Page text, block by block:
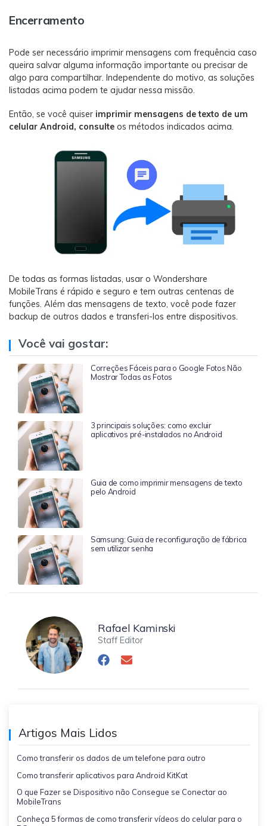
Encerramento
Pode ser necessário imprimir mensagens com frequência caso
queira salvar alguma informação importante ou precisar de
algo para compartilhar. Independente do motivo, as soluções
listadas acima podem te ajudar nessa missão.
Então, se você quiser imprimir mensagens de texto de um
celular Android, consulte os métodos indicados acima.
De todas as formas listadas, usar o Wondershare
MobileTrans é rápido e seguro e tem outras centenas de
funções. Além das mensagens de texto, você pode fazer
backup de outros dados e transferi-los entre dispositivos.
Você vai gostar:
Correções Fáceis para o Google Fotos Não
Mostrar Todas as Fotos
3 principais soluções: como excluir
aplicativos pré-instalados no Android
Guia de como imprimir mensagens de texto
pelo Android
Samsung: Guia de reconfiguração de fábrica
sem utilizar senha
Rafael Kaminski
Staff Editor
Artigos Mais Lidos
Como transferir os dados de um telefone para outro
Como transferir aplicativos para Android KitKat
O que Fazer se Dispositivo não Consegue se Conectar ao
MobileTrans
Conheça 5 formas de como transferir vídeos do celular para o